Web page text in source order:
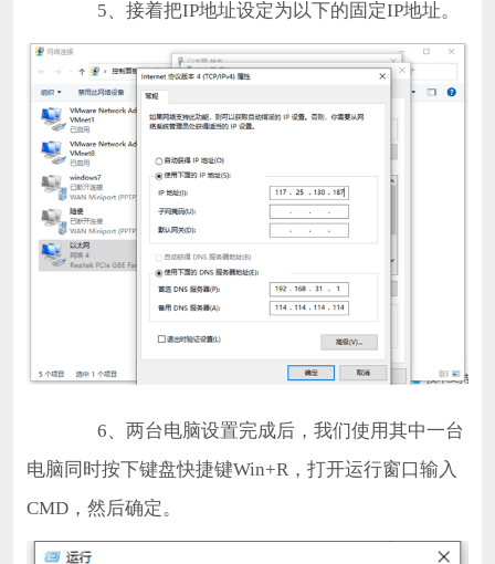
5、接着把IP地址设定为以下的固定IP地址。
6、两台电脑设置完成后，我们使用其中一台
电脑同时按下键盘快捷键Win+R，打开运行窗口输入
CMD，然后确定。